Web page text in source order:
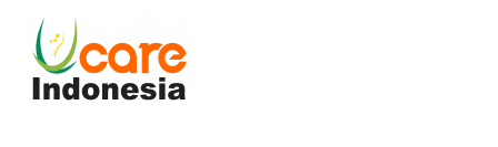
content